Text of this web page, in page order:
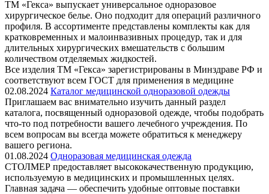
ТМ «Гекса» выпускает универсальное одноразовое
хирургическое белье. Оно подходит для операций различного
профиля. В ассортименте представлены комплекты как для
кратковременных и малоинвазивных процедур, так и для
длительных хирургических вмешательств с большим
количеством отделяемых жидкостей.
Все изделия ТМ «Гекса» зарегистрированы в Минздраве РФ и
соответствуют всем ГОСТ для применения в медицине
02.08.2024 Каталог медицинской одноразовой одежды
Приглашаем вас внимательно изучить данный раздел
каталога, посвященный одноразовой одежде, чтобы подобрать
что-то под потребности вашего лечебного учреждения. По
всем вопросам вы всегда можете обратиться к менеджеру
вашего региона.
01.08.2024 Одноразовая медицинская одежда
СТОЛМЕР предоставляет высококачественную продукцию,
используемую в медицинских и промышленных целях.
Главная задача — обеспечить удобные оптовые поставки